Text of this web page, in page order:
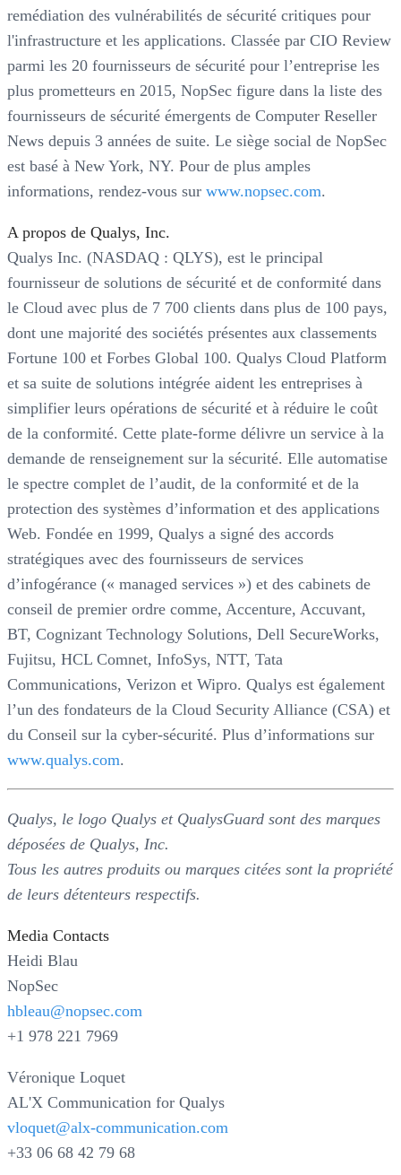
remédiation des vulnérabilités de sécurité critiques pour
l'infrastructure et les applications. Classée par CIO Review
parmi les 20 fournisseurs de sécurité pour l’entreprise les
plus prometteurs en 2015, NopSec figure dans la liste des
fournisseurs de sécurité émergents de Computer Reseller
News depuis 3 années de suite. Le siège social de NopSec
est basé à New York, NY. Pour de plus amples
informations, rendez-vous sur www.nopsec.com.
A propos de Qualys, Inc.
Qualys Inc. (NASDAQ : QLYS), est le principal
fournisseur de solutions de sécurité et de conformité dans
le Cloud avec plus de 7 700 clients dans plus de 100 pays,
dont une majorité des sociétés présentes aux classements
Fortune 100 et Forbes Global 100. Qualys Cloud Platform
et sa suite de solutions intégrée aident les entreprises à
simplifier leurs opérations de sécurité et à réduire le coût
de la conformité. Cette plate-forme délivre un service à la
demande de renseignement sur la sécurité. Elle automatise
le spectre complet de l’audit, de la conformité et de la
protection des systèmes d’information et des applications
Web. Fondée en 1999, Qualys a signé des accords
stratégiques avec des fournisseurs de services
d’infogérance (« managed services ») et des cabinets de
conseil de premier ordre comme, Accenture, Accuvant,
BT, Cognizant Technology Solutions, Dell SecureWorks,
Fujitsu, HCL Comnet, InfoSys, NTT, Tata
Communications, Verizon et Wipro. Qualys est également
l’un des fondateurs de la Cloud Security Alliance (CSA) et
du Conseil sur la cyber-sécurité. Plus d’informations sur
www.qualys.com.
Qualys, le logo Qualys et QualysGuard sont des marques
déposées de Qualys, Inc.
Tous les autres produits ou marques citées sont la propriété
de leurs détenteurs respectifs.
Media Contacts
Heidi Blau
NopSec
hbleau@nopsec.com
+1 978 221 7969
Véronique Loquet
AL'X Communication for Qualys
vloquet@alx-communication.com
+33 06 68 42 79 68